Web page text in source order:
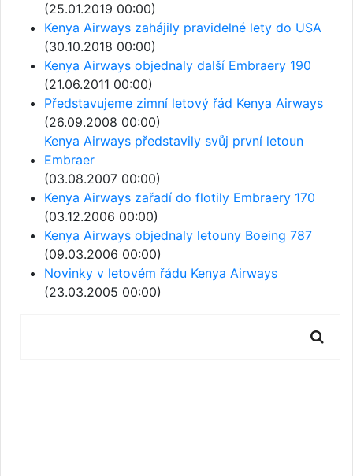
(25.01.2019 00:00)
Kenya Airways zahájily pravidelné lety do USA
(30.10.2018 00:00)
Kenya Airways objednaly další Embraery 190
(21.06.2011 00:00)
Představujeme zimní letový řád Kenya Airways
(26.09.2008 00:00)
Kenya Airways představily svůj první letoun
Embraer
(03.08.2007 00:00)
Kenya Airways zařadí do flotily Embraery 170
(03.12.2006 00:00)
Kenya Airways objednaly letouny Boeing 787
(09.03.2006 00:00)
Novinky v letovém řádu Kenya Airways
(23.03.2005 00:00)